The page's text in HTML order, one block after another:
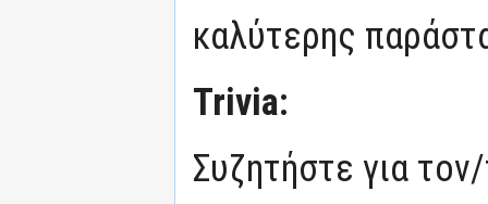
καλύτερης
Trivia:
Συζητήστε για